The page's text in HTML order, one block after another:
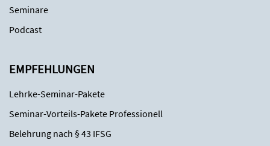
Seminare
Podcast
EMPFEHLUNGEN
Lehrke-Seminar-Pakete
Seminar-Vorteils-Pakete Professionell
Belehrung nach § 43 IFSG